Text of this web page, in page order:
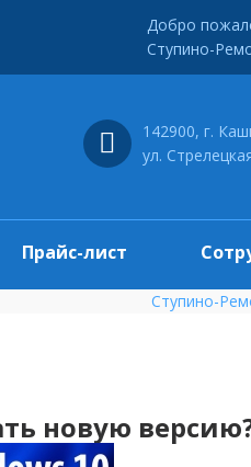
142900, г.
ул.
Прайс-лист
Добро
Ступино-
Ступино-
новую